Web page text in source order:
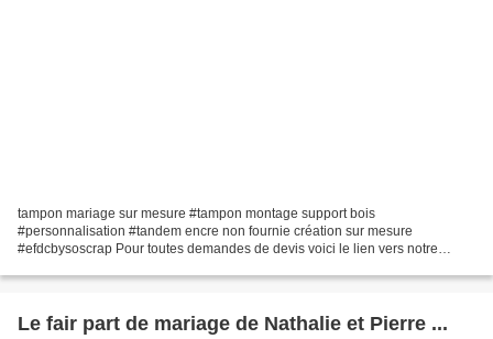
tampon mariage sur mesure #tampon montage support bois
#personnalisation #tandem encre non fournie création sur mesure
#efdcbysoscrap Pour toutes demandes de devis voici le lien vers notre
Le fair part de mariage de Nathalie et Pierre ...